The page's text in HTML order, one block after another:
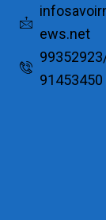
ews.net
91453450